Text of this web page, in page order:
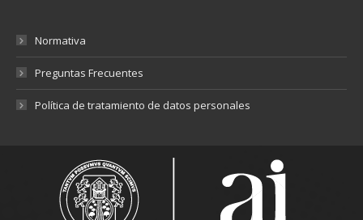
Normativa
Preguntas Frecuentes
Política de tratamiento de datos personales